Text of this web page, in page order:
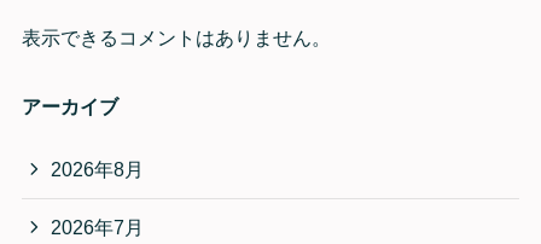
表示できるコメントはありません。
アーカイブ
2026年8月
2026年7月